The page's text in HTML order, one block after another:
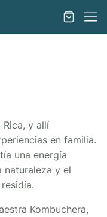
y allí
en familia.
una energía
y el
Kombuchera,